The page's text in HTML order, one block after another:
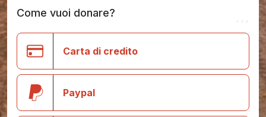
Come vuoi donare?
Carta di credito
Paypal